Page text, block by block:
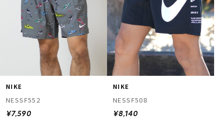
NIKE
NESSF552
¥7,590
NIKE
NESSF508
¥8,140